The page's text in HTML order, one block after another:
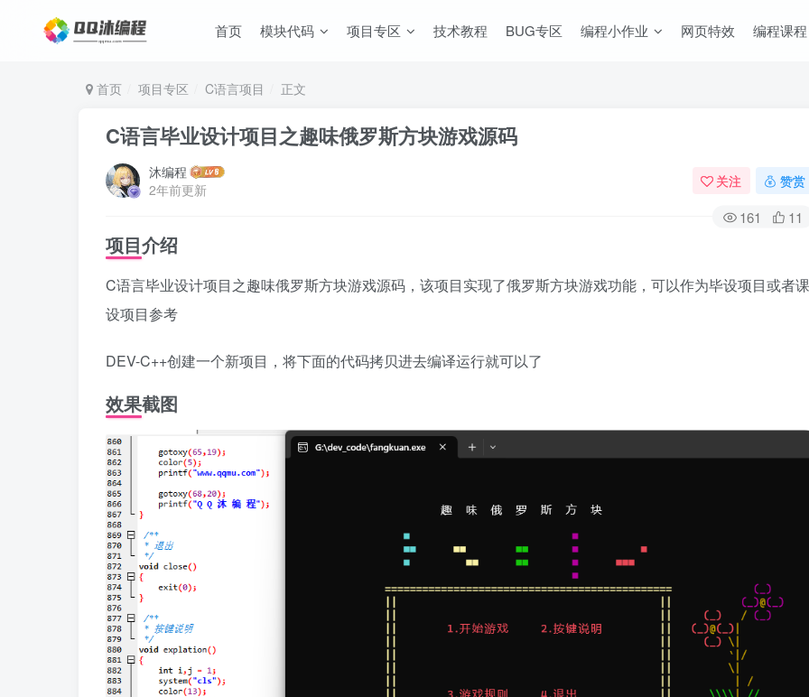
首页 模块代码 项目专区 技术教程 BUG专区 编程小作业 网页特效 编程课程
首页 项目专区 C语言项目 正文
C语言毕业设计项目之趣味俄罗斯方块游戏源码
沐编程
2年前更新
关注 赞赏
161 11
项目介绍
C语言毕业设计项目之趣味俄罗斯方块游戏源码，该项目实现了俄罗斯方块游戏功能，可以作为毕设项目或者课
设项目参考
DEV-C++创建一个新项目，将下面的代码拷贝进去编译运行就可以了
效果截图